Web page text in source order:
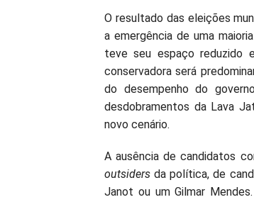
O resultado das eleições
a emergência de uma
teve seu espaço reduzido
conservadora será
do desempenho do
desdobramentos da Lava
novo cenário.
A ausência de candidatos
outsiders da política, de
Janot ou um Gilmar